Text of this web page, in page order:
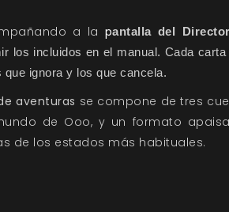
a la pantalla del
los incluidos en el manual. Cada
ignora y los que cancela.
aventuras se compone de tres
de Ooo, y un formato
de los estados más habituales.